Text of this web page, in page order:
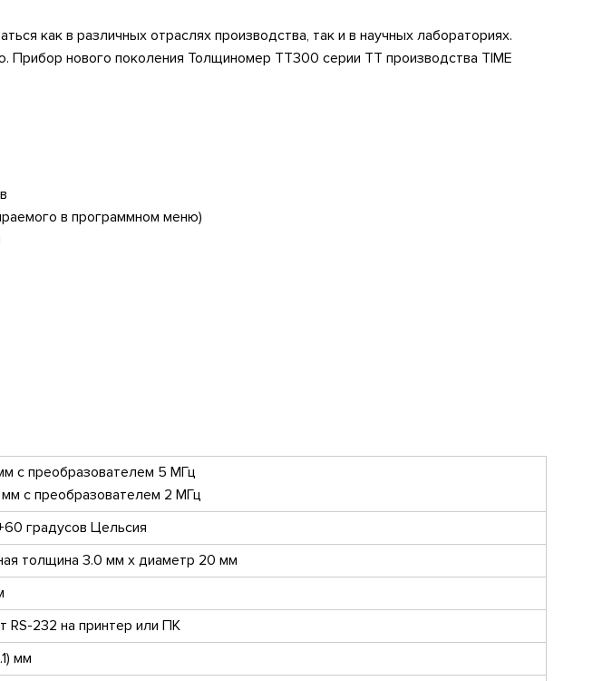
как в различных отраслях производства, так и в научных лабораториях.
нового поколения Толщиномер TT300 серии TT производства TIME
в программном меню)
с преобразователем 5 МГц
с преобразователем 2 МГц
градусов Цельсия
толщина 3.0 мм x диаметр 20 мм
RS-232 на принтер или ПК
мм